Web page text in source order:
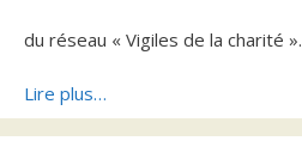
du réseau « Vigiles de la charité ».
Lire plus…